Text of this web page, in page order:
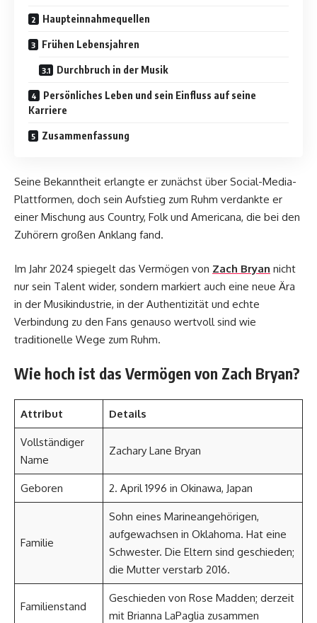
Haupteinnahmequellen
Frühen Lebensjahren
Durchbruch in der Musik
Persönliches Leben und sein Einfluss auf seine
Karriere
Zusammenfassung
Seine Bekanntheit erlangte er zunächst über Social-Media-
Plattformen, doch sein Aufstieg zum Ruhm verdankte er
einer Mischung aus Country, Folk und Americana, die bei den
Zuhörern großen Anklang fand.
Im Jahr 2024 spiegelt das Vermögen von Zach Bryan nicht
nur sein Talent wider, sondern markiert auch eine neue Ära
in der Musikindustrie, in der Authentizität und echte
Verbindung zu den Fans genauso wertvoll sind wie
traditionelle Wege zum Ruhm.
Wie hoch ist das Vermögen von Zach Bryan?
Attribut Details
Vollständiger
Name
Zachary Lane Bryan
Geboren 2. April 1996 in Okinawa, Japan
Familie
Sohn eines Marineangehörigen,
aufgewachsen in Oklahoma. Hat eine
Schwester. Die Eltern sind geschieden;
die Mutter verstarb 2016.
Familienstand
Geschieden von Rose Madden; derzeit
mit Brianna LaPaglia zusammen